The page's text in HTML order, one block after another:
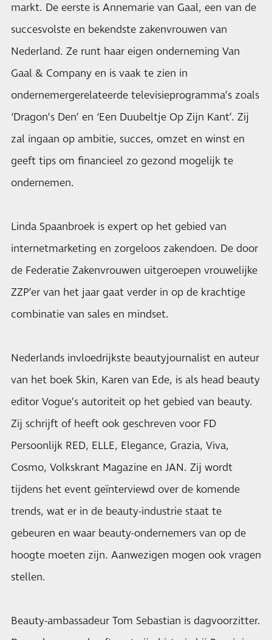
markt. De eerste is Annemarie van Gaal, een van de
succesvolste en bekendste zakenvrouwen van
Nederland. Ze runt haar eigen onderneming Van
Gaal & Company en is vaak te zien in
ondernemergerelateerde televisieprogramma’s zoals
‘Dragon’s Den’ en ‘Een Duubeltje Op Zijn Kant’. Zij
zal ingaan op ambitie, succes, omzet en winst en
geeft tips om financieel zo gezond mogelijk te
ondernemen.
Linda Spaanbroek is expert op het gebied van
internetmarketing en zorgeloos zakendoen. De door
de Federatie Zakenvrouwen uitgeroepen vrouwelijke
ZZP’er van het jaar gaat verder in op de krachtige
combinatie van sales en mindset.
Nederlands invloedrijkste beautyjournalist en auteur
van het boek Skin, Karen van Ede, is als head beauty
editor Vogue’s autoriteit op het gebied van beauty.
Zij schrijft of heeft ook geschreven voor FD
Persoonlijk RED, ELLE, Elegance, Grazia, Viva,
Cosmo, Volkskrant Magazine en JAN. Zij wordt
tijdens het event geïnterviewd over de komende
trends, wat er in de beauty-industrie staat te
gebeuren en waar beauty-ondernemers van op de
hoogte moeten zijn. Aanwezigen mogen ook vragen
stellen.
Beauty-ambassadeur Tom Sebastian is dagvoorzitter.